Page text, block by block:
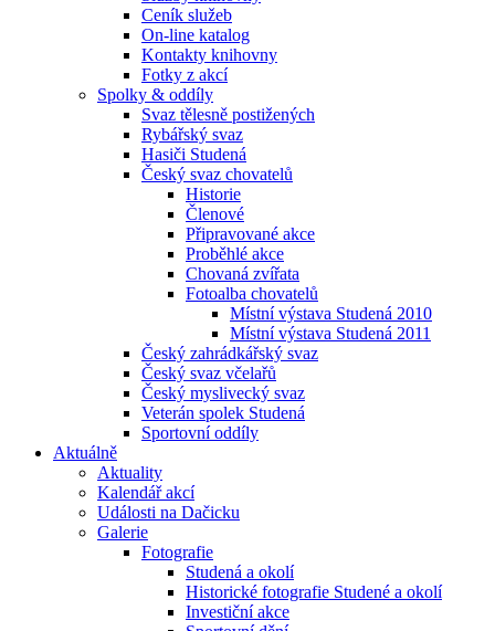
Ceník služeb
On-line katalog
Kontakty knihovny
Fotky z akcí
Spolky & oddíly
Svaz tělesně postižených
Rybářský svaz
Hasiči Studená
Český svaz chovatelů
Historie
Členové
Připravované akce
Proběhlé akce
Chovaná zvířata
Fotoalba chovatelů
Místní výstava Studená 2010
Místní výstava Studená 2011
Český zahrádkářský svaz
Český svaz včelařů
Český myslivecký svaz
Veterán spolek Studená
Sportovní oddíly
Aktuálně
Aktuality
Kalendář akcí
Události na Dačicku
Galerie
Fotografie
Studená a okolí
Historické fotografie Studené a okolí
Investiční akce